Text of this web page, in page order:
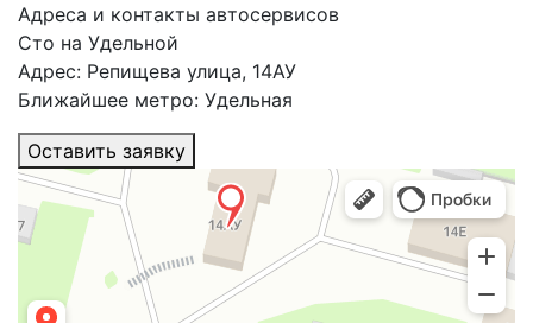
Адреса и контакты автосервисов
Сто на Удельной
Адрес: Репищева улица, 14АУ
Ближайшее метро: Удельная
Оставить заявку